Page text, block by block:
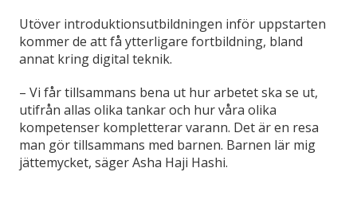
Utöver introduktionsutbildningen inför uppstarten
kommer de att få ytterligare fortbildning, bland
annat kring digital teknik.
– Vi får tillsammans bena ut hur arbetet ska se ut,
utifrån allas olika tankar och hur våra olika
kompetenser kompletterar varann. Det är en resa
man gör tillsammans med barnen. Barnen lär mig
jättemycket, säger Asha Haji Hashi.